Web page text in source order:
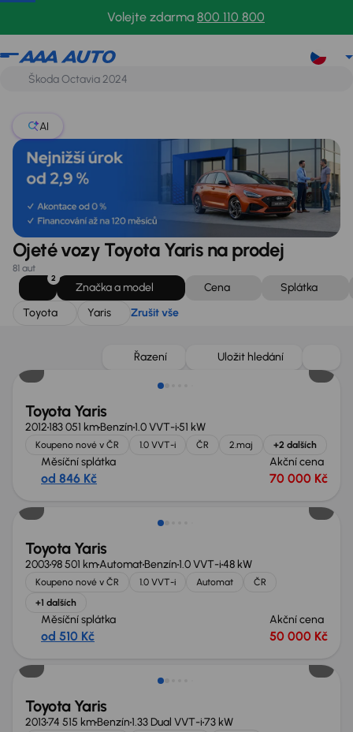
Volejte zdarma 800 110 800
Toyota
AI
Ojeté vozy Toyota Yaris na prodej
81 aut
2
Značka a model Cena
Splátka
Toyota
Yaris Zrušit vše
Řazení Uložit hledání
Zlevněno o 10 000 Kč
Toyota Yaris
2012183 051 kmBenzín1.0 VVT-i51 kW
Koupeno nové v ČR 1.0 VVT-i ČR 2.maj +2 dalších
Měsíční splátka
od 846 Kč
Akční cena
70 000 Kč
Toyota Yaris
200398 501 kmAutomatBenzín1.0 VVT-i48 kW
Koupeno nové v ČR 1.0 VVT-i Automat
ČR
+1 dalších
Měsíční splátka
od 510 Kč
Akční cena
50 000 Kč
Toyota Yaris
201374 515 kmBenzín1.33 Dual VVT-i73 kW